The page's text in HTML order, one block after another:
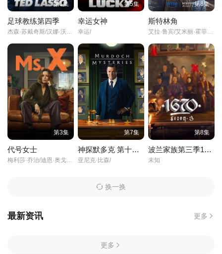
第1集
足球教练第四季
杰森·苏戴奇斯/汉娜·沃丁厄姆/
第5集
幸运女神
幸运/
第8集
斯特林角
艾拉·鲁宾/艾米丽·霍菲尔/基恩·鲁法洛/
第3集
代号女士
第7集
神探默多克 第十九季
亚尼克·比森/
第8集
波兰家族第三季1670
未知
换一换
最新资讯 更多
更多